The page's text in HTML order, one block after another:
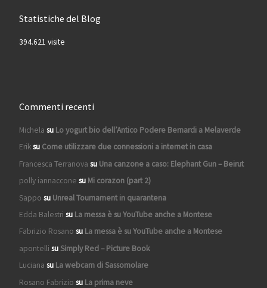
Statistiche del Blog
394.621 visite
Commenti recenti
Michela su Lo yogurt bio dell’Antico Podere Bernardi a Melaverde
Eriksu Come utilizzare due connessioni a internet in casa
Francesca Terranova su Una canzone a caso: Elephant Gun – Beirut
polly iannaccone su Mi corazon (part 2)
Sappo su Unreal Tournament in quarantena
Edda Balestri su La messa è su YouTube anche a Montese
Fabrizio Rosano su La messa è su YouTube anche a Montese
apontelli suSimply Red – Picture Book
Luciana su La webcam di Sassomolare
Rosano Fabrizio su La prima neve